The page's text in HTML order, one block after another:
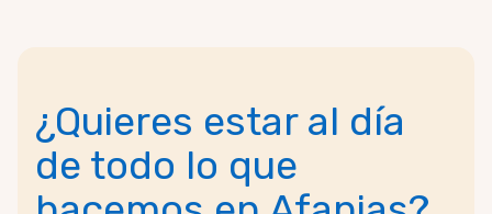
¿Quieres estar al día
de todo lo que